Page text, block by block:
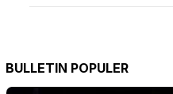
BULLETIN POPULER